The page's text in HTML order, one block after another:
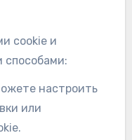
cookie и
настроить
или